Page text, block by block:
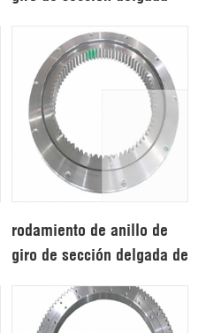
rodamiento de anillo de
giro de sección delgada de